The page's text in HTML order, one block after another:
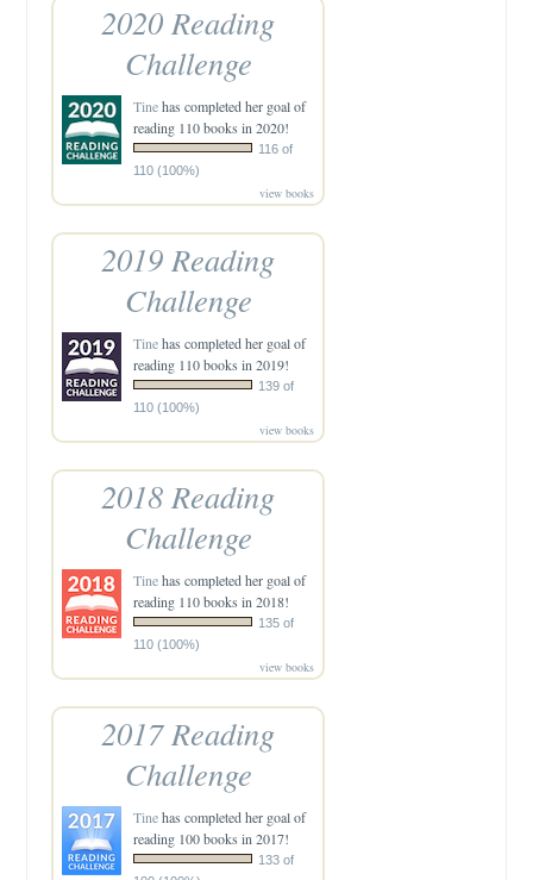
2020 Reading
Challenge
Tinehas completed her goal of
reading 110 books in 2020!
116 of
110 (100%)
view books
2019 Reading
Challenge
Tinehas completed her goal of
reading 110 books in 2019!
139 of
110 (100%)
view books
2018 Reading
Challenge
Tinehas completed her goal of
reading 110 books in 2018!
135 of
110 (100%)
view books
2017 Reading
Challenge
Tinehas completed her goal of
reading 100 books in 2017!
133 of